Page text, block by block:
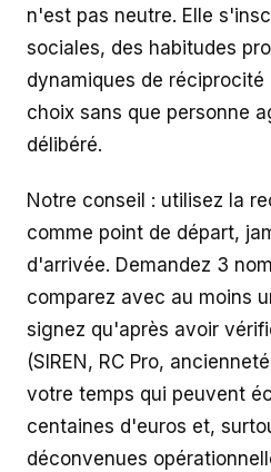
n'est pas neutre. Elle
sociales, des habitudes
dynamiques de
choix sans que personne
délibéré.
Notre conseil : utilisez la
comme point de départ,
d'arrivée. Demandez 3
comparez avec au moins
signez qu'après avoir
(SIREN, RC Pro,
votre temps qui peuvent
centaines d'euros et,
déconvenues